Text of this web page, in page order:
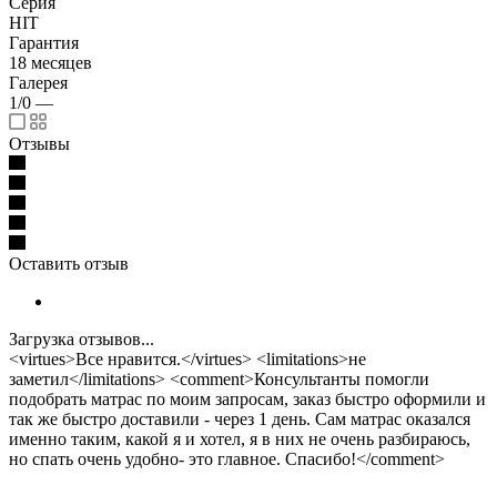
HIT
Гарантия
18 месяцев
Галерея
1/0 —
Отзывы
Оставить отзыв
Загрузка отзывов...
<virtues>Все нравится.</virtues> <limitations>не
заметил</limitations> <comment>Консультанты помогли
подобрать матрас по моим запросам, заказ быстро оформили и
так же быстро доставили - через 1 день. Сам матрас оказался
именно таким, какой я и хотел, я в них не очень разбираюсь,
но спать очень удобно- это главное. Спасибо!</comment>